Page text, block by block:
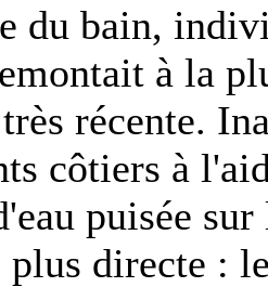
du bain,
à la
récente.
côtiers à
puisée
plus directe :